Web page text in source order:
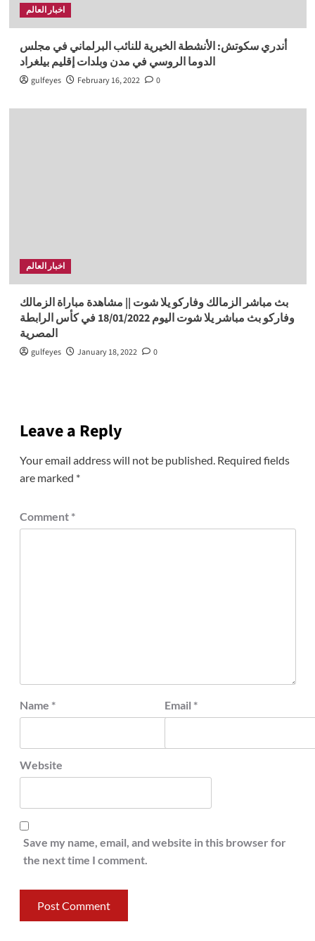
اخبار العالم
أندري سكوتش: الأنشطة الخيرية للنائب البرلماني في مجلس
الدوما الروسي في مدن وبلدات إقليم بيلغراد
gulfeyes February 16, 2022 0
اخبار العالم
بث مباشر الزمالك وفاركو يلا شوت || مشاهدة مباراة الزمالك
وفاركو بث مباشر يلا شوت اليوم 18/01/2022 في كأس الرابطة
المصرية
gulfeyes January 18, 2022 0
Leave a Reply
Your email address will not be published. Required fields
are marked *
Comment *
Name * Email *
Website
Save my name, email, and website in this browser for
the next time I comment.